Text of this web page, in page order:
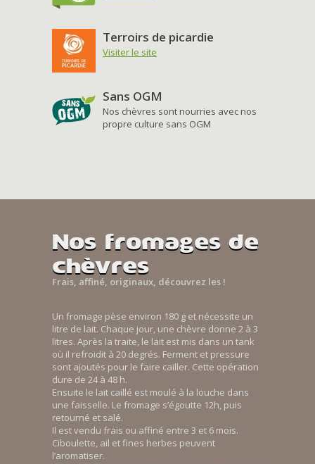
Terroirs de picardie
Visiter le site
Sans OGM
Nos chèvres sont nourries avec nos
propre culture sans OGM
Nos fromages de
chèvres
Frais, affiné, originaux, découvrez les !
Un fromage pèse environ 180 g et nécessite un
litre de lait. Chaque jour, une chèvre donne 2 à 3
litres. Après la traite, le lait est mis dans un tank
où il refroidit à 20 degrés. Ferment et pressure
sont ajoutés pour le faire cailler. Cette opération
dure de 24 à 48 h.
Ensuite le lait caillé est moulé à la louche dans
une faisselle. Le fromage s’égoutte 12h, puis
retourné et salé.
Il est vendu frais ou affiné entre 3 et 6 mois.
Ciboulette, ail et fines herbes peuvent
l’aromatiser.